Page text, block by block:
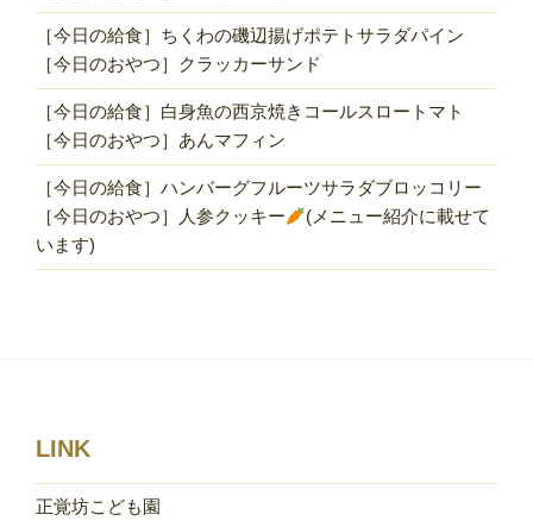
［今日の給食］ちくわの磯辺揚げポテトサラダパイン
［今日のおやつ］クラッカーサンド
［今日の給食］白身魚の西京焼きコールスロートマト
［今日のおやつ］あんマフィン
［今日の給食］ハンバーグフルーツサラダブロッコリー
［今日のおやつ］人参クッキー
(メニュー紹介に載せて
います)
LINK
正覚坊こども園